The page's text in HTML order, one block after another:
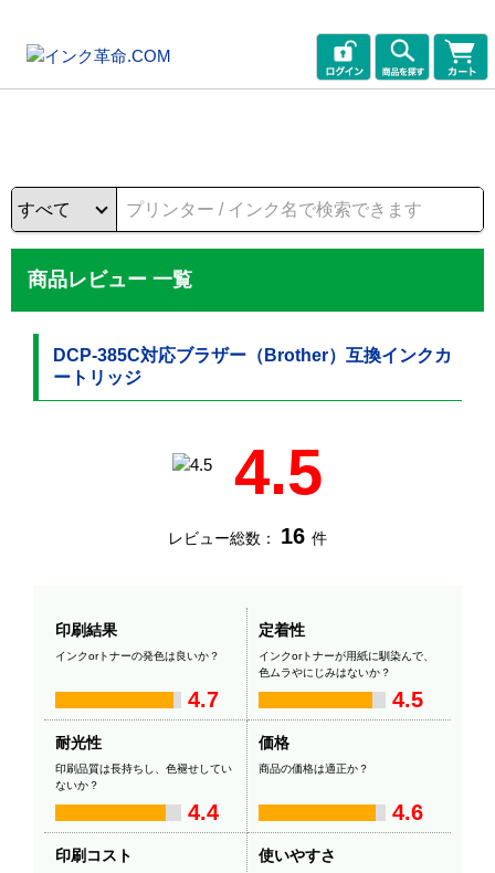
商品レビュー 一覧
DCP-385C対応ブラザー（Brother）互換インクカ
ートリッジ
4.5
レビュー総数： 16 件
印刷結果
インクorトナーの発色は良いか？
4.7
定着性
インクorトナーが用紙に馴染んで、
色ムラやにじみはないか？
4.5
耐光性
印刷品質は長持ちし、色褪せしてい
ないか？
4.4
価格
商品の価格は適正か？
4.6
印刷コスト 使いやすさ